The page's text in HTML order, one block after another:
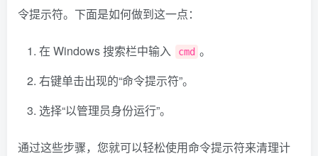
令提示符。下面是如何做到这一点：
在 Windows 搜索栏中输入 cmd 。
右键单击出现的“命令提示符”。
选择“以管理员身份运行”。
通过这些步骤，您就可以轻松使用命令提示符来清理计